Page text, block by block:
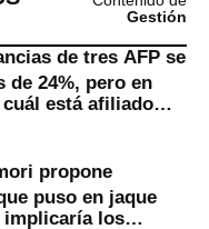
Gestión
de tres AFP se
de 24%, pero en
cuál está afiliado
propone
puso en jaque
implicaría los